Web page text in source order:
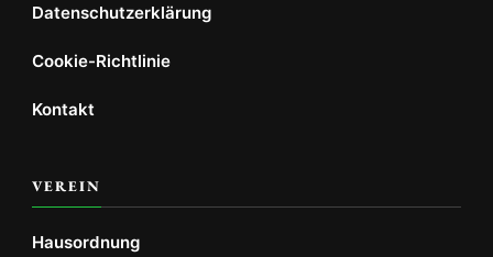
Datenschutzerklärung
Cookie-Richtlinie
Kontakt
VEREIN
Hausordnung